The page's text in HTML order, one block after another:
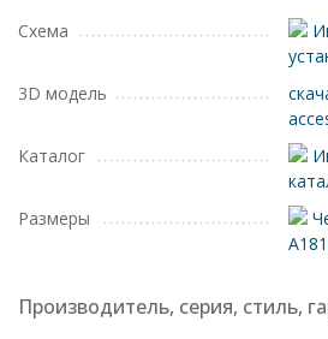
Схема
3D модель
Каталог
Размеры
Производитель, серия, стиль,